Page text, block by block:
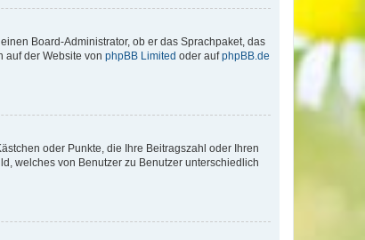
Board-Administrator, ob er das Sprachpaket, das
auf der Website von phpBB Limited oder aufphpBB.de
oder Punkte, die Ihre Beitragszahl oder Ihren
welches von Benutzer zu Benutzer unterschiedlich